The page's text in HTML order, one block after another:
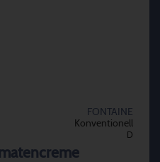
FONTAINE
Konventionell
D